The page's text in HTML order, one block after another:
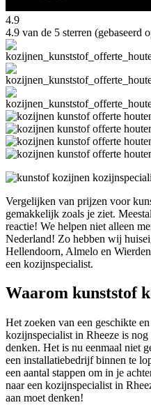
4.9
4.9 van de 5 sterren (gebaseerd
Vergelijken van prijzen voor
gemakkelijk zoals je ziet.
reactie! We helpen niet alleen
Nederland! Zo hebben wij
Hellendoorn, Almelo en
een kozijnspecialist.
Waarom kunststof
Het zoeken van een geschikte
kozijnspecialist in Rheeze is
denken. Het is nu eenmaal niet
een installatiebedrijf binnen te
een aantal stappen om in je
naar een kozijnspecialist in
aan moet denken!